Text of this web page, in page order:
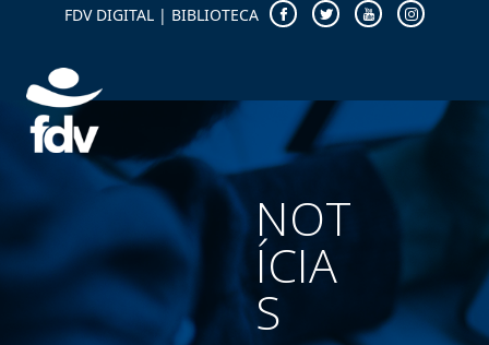
FDV DIGITAL | BIBLIOTECA
NOT
ÍCIA
S